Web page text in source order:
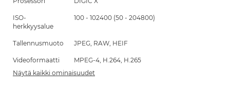
ISO-
herkkyysalue
100 - 102400 (50 - 204800)
Tallennusmuoto JPEG, RAW, HEIF
Videoformaatti
MPEG-4, H.264, H.265
Näytä kaikki ominaisuudet